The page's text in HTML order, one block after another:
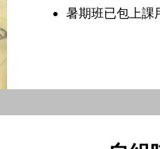
暑期班已包上課